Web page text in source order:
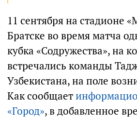
11 сентября на стадионе
Братске во время матча
кубка «Содружества», на
встречались команды
Узбекистана, на поле
Как сообщает
«Город», в добавленное